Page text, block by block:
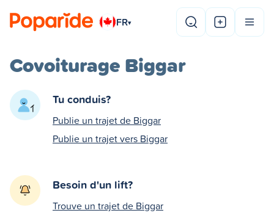
FR▾
Covoiturage Biggar
Tu conduis?
Publie un trajet de Biggar
Publie un trajet vers Biggar
Besoin d'un lift?
Trouve un trajet de Biggar